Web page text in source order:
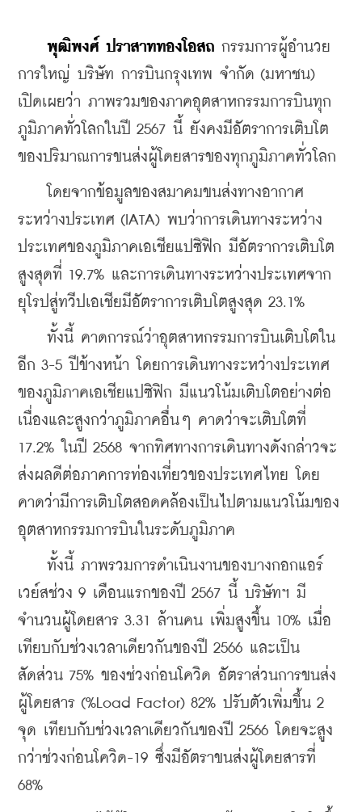
พุฒิพงศ์ ปราสาททองโอสถ กรรมการผู้อำนวย
การใหญ่ บริษัท การบินกรุงเทพ จำกัด (มหาชน)
เปิดเผยว่า ภาพรวมของภาคอุตสาหกรรมการบินทุก
ภูมิภาคทั่วโลกในปี 2567 นี้ ยังคงมีอัตราการเติบโต
ของปริมาณการขนส่งผู้โดยสารของทุกภูมิภาคทั่วโลก
โดยจากข้อมูลของสมาคมขนส่งทางอากาศ
ระหว่างประเทศ (IATA) พบว่าการเดินทางระหว่าง
ประเทศของภูมิภาคเอเชียแปซิฟิก มีอัตราการเติบโต
สูงสุดที่ 19.7% และการเดินทางระหว่างประเทศจาก
ยุโรปสู่ทวีปเอเชียมีอัตราการเติบโตสูงสุด 23.1%
ทั้งนี้ คาดการณ์ว่าอุตสาหกรรมการบินเติบโตใน
อีก 3-5 ปีข้างหน้า โดยการเดินทางระหว่างประเทศ
ของภูมิภาคเอเชียแปซิฟิก มีแนวโน้มเติบโตอย่างต่อ
เนื่องและสูงกว่าภูมิภาคอื่นๆ คาดว่าจะเติบโตที่
17.2% ในปี 2568 จากทิศทางการเดินทางดังกล่าวจะ
ส่งผลดีต่อภาคการท่องเที่ยวของประเทศไทย โดย
คาดว่ามีการเติบโตสอดคล้องเป็นไปตามแนวโน้มของ
อุตสาหกรรมการบินในระดับภูมิภาค
ทั้งนี้ ภาพรวมการดำเนินงานของบางกอกแอร์
เวย์สช่วง 9 เดือนแรกของปี 2567 นี้ บริษัทฯ มี
จำนวนผู้โดยสาร 3.31 ล้านคน เพิ่มสูงขึ้น 10% เมื่อ
เทียบกับช่วงเวลาเดียวกันของปี 2566 และเป็น
สัดส่วน 75% ของช่วงก่อนโควิด อัตราส่วนการขนส่ง
ผู้โดยสาร (%Load Factor) 82% ปรับตัวเพิ่มขึ้น 2
จุด เทียบกับช่วงเวลาเดียวกันของปี 2566 โดยจะสูง
กว่าช่วงก่อนโควิด-19 ซึ่งมีอัตราขนส่งผู้โดยสารที่
68%